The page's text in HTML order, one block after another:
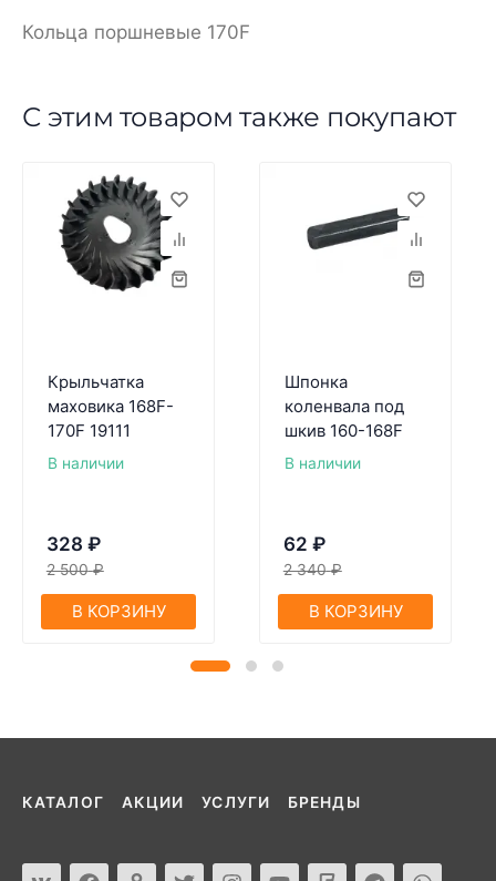
Кольца поршневые 170F
С этим товаром также покупают
Крыльчатка
маховика 168F-
170F 19111
В наличии
328 ₽
2 500 ₽
В КОРЗИНУ
Шпонка
коленвала под
шкив 160-168F
В наличии
62 ₽
2 340 ₽
В КОРЗИНУ
КАТАЛОГ АКЦИИ УСЛУГИ БРЕНДЫ